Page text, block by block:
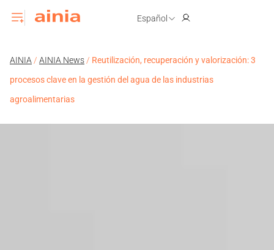
Español
AINIA / AINIA News / Reutilización, recuperación y valorización: 3
procesos clave en la gestión del agua de las industrias
agroalimentarias